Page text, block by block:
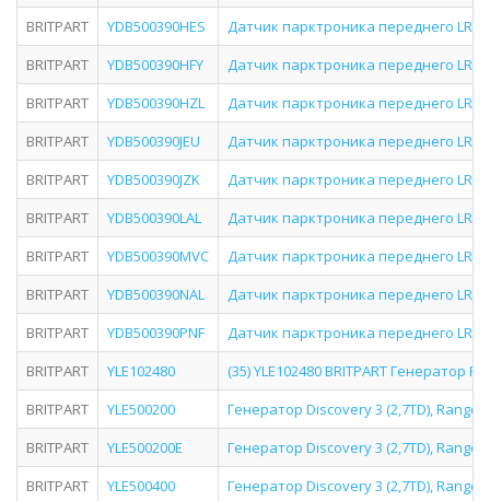
BRITPART
YDB500390HES
Датчик парктроника переднего LRD3,
BRITPART
YDB500390HFY
Датчик парктроника переднего LRD3,
BRITPART
YDB500390HZL
Датчик парктроника переднего LRD3,
BRITPART
YDB500390JEU
Датчик парктроника переднего LRD3,
BRITPART
YDB500390JZK
Датчик парктроника переднего LRD3,
BRITPART
YDB500390LAL
Датчик парктроника переднего LRD3,
BRITPART
YDB500390MVC
Датчик парктроника переднего LRD3,
BRITPART
YDB500390NAL
Датчик парктроника переднего LRD3,
BRITPART
YDB500390PNF
Датчик парктроника переднего LRD3,
BRITPART
YLE102480
(35) YLE102480 BRITPART Генератор FR
BRITPART
YLE500200
Генератор Discovery 3 (2,7TD), Range
BRITPART
YLE500200E
Генератор Discovery 3 (2,7TD), Range
BRITPART
YLE500400
Генератор Discovery 3 (2,7TD), Range